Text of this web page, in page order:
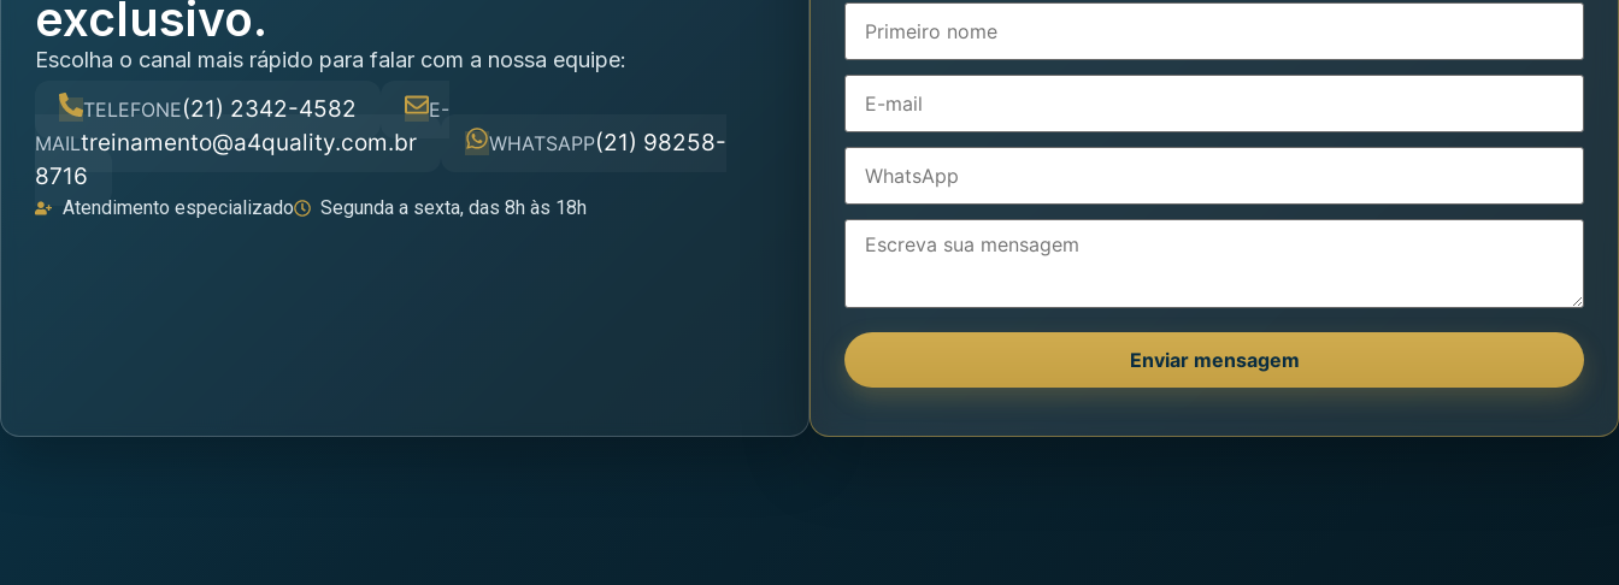
exclusivo.
Escolha o canal mais rápido para falar com a nossa equipe:
TELEFONE(21) 2342-4582
E-
MAILtreinamento@a4quality.com.br WHATSAPP(21) 98258-
8716
Atendimento especializado Segunda a sexta, das 8h às 18h